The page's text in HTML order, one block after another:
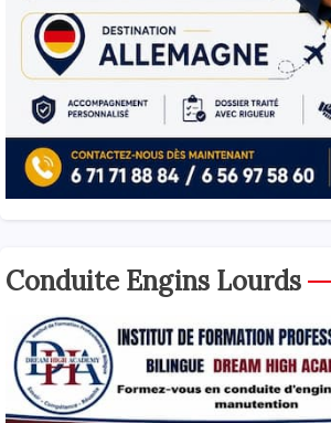
Conduite Engins Lourds